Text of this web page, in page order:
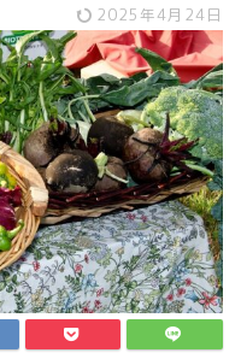
2025年4月24日